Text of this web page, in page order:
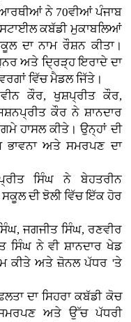
ਨੇ 70ਵੀਆਂ ਪੰਜਾਬ
ਕਬੱਡੀ ਮੁਕਾਬਲਿਆਂ
ਦਾ ਨਾਮ ਰੌਸ਼ਨ ਕੀਤਾ।
ਅਤੇ ਦ੍ਰਿੜ੍ਹ ਇਰਾਦੇ ਦਾ
ਵਿੱਚ ਮੈਡਲ ਜਿੱਤੇ।
ਕੌਰ, ਖੁਸ਼ਪ੍ਰੀਤ ਕੌਰ,
ਕੌਰ ਨੇ ਸ਼ਾਨਦਾਰ
ਹਾਸਲ ਕੀਤੇ। ਉਨ੍ਹਾਂ ਦੀ
ਭਾਵਨਾ ਅਤੇ ਸਮਰਪਣ ਦਾ
ਸਿੰਘ ਨੇ ਬੇਹਤਰੀਨ
ਦੀ ਝੋਲੀ ਵਿੱਚ ਇੱਕ ਹੋਰ
ਜਗਜੀਤ ਸਿੰਘ, ਰਣਵੀਰ
ਸਿੰਘ ਨੇ ਵੀ ਸ਼ਾਨਦਾਰ ਖੇਡ
ਕੀਤੇ ਅਤੇ ਜ਼ੋਨਲ ਪੱਧਰ 'ਤੇ
ਦਾ ਸਿਹਰਾ ਕਬੱਡੀ ਕੋਚ
ਸਮਰਪਣ ਅਤੇ ਉੱਚ ਪੱਧਰੀ